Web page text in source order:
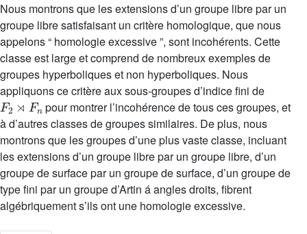
Nous montrons que les extensions d’un groupe libre par un
groupe libre satisfaisant un critère homologique, que nous
appelons “ homologie excessive ”, sont incohérents. Cette
classe est large et comprend de nombreux exemples de
groupes hyperboliques et non hyperboliques. Nous
appliquons ce critère aux sous-groupes d’indice fini de
F2⋊Fn
pour montrer l’incohérence de tous ces groupes, et
à d’autres classes de groupes similaires. De plus, nous
montrons que les groupes d’une plus vaste classe, incluant
les extensions d’un groupe libre par un groupe libre, d’un
groupe de surface par un groupe de surface, d’un groupe de
type fini par un groupe d’Artin á angles droits, fibrent
algébriquement s’ils ont une homologie excessive.